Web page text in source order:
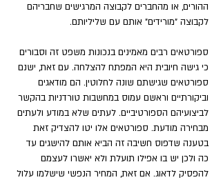
ההורים, או מהחברים לקבוצה המרגישים שחבריהם
לקבוצה "מורידים" אותם עם שליליותם.
ספורטאים רבים מאמינים בנכונות משפט זה וסבורים
כי גישה חיובית היא המפתח להצלחה. עם זאת, ישנם
ספורטאים שגישתם שונה לחלוטין. הם מודאגים
וביקורתיים וראשם עמוס במחשבות טורדניות בהקשר
לביצועיהם הספורטיביים. לעתים שלא במודע ולעתים
מבחירה מודעת. ספורטאים אלו יטו להצדיק זאת
בטענה שדפוס חשיבה זה הביא אותם להישגים עד
כה ולכן יש בו אפילו תועלת ולא יאשרו לעצמם
להפסיק לדאוג. אם זאת, המחיר הנפשי שישלמו עלול